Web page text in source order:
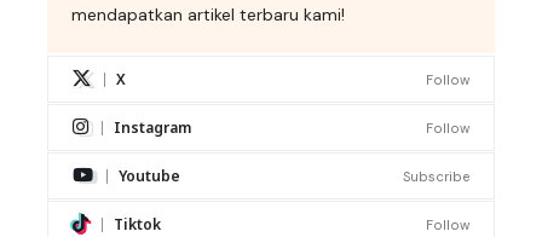
mendapatkan artikel terbaru kami!
X Follow
Instagram Follow
Youtube Subscribe
Tiktok Follow